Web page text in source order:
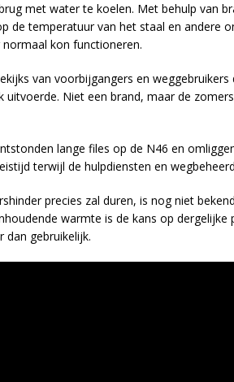
met water te koelen. Met behulp van
de temperatuur van het staal en andere
kon functioneren.
van voorbijgangers en
uitvoerde. Niet een brand, maar de
lange files op de N46 en
terwijl de hulpdiensten en
precies zal duren, is nog niet
warmte is de kans op dergelijke
dan gebruikelijk.